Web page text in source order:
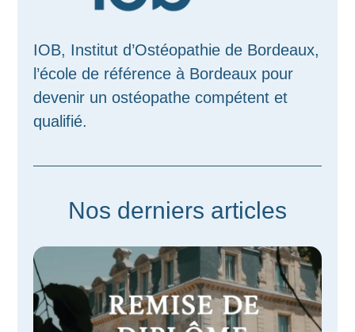
IOB, Institut d’Ostéopathie de Bordeaux,
l’école de référence à Bordeaux pour
devenir un ostéopathe compétent et
qualifié.
Nos derniers articles